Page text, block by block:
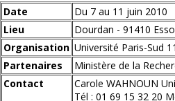
Date
Du 7 au 11 juin 2010
Lieu
Dourdan - 91410
Organisation Université Paris-Sud 11
Partenaires
Ministère de la
Contact
Carole WAHNOUN
Tél : 01 69 15 32 20